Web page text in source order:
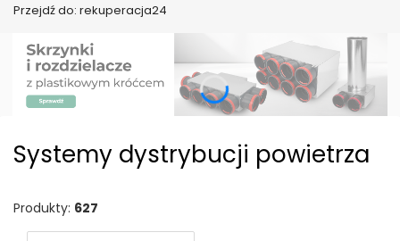
Przejdź do: rekuperacja24
Systemy dystrybucji powietrza
Produkty: 627